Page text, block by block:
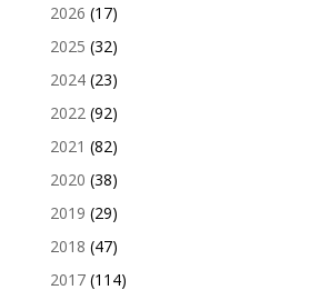
2026 (17)
2025 (32)
2024(23)
2022 (92)
2021 (82)
2020 (38)
2019 (29)
2018 (47)
2017(114)